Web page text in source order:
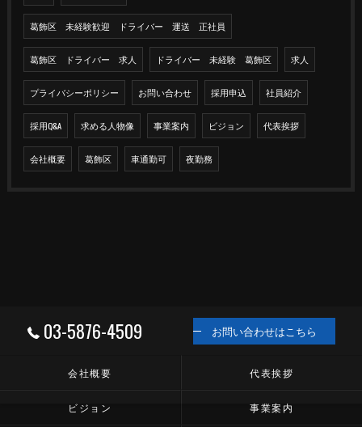
葛飾区 未経験歓迎 ドライバー 運送 正社員
葛飾区 ドライバー 求人 ドライバー 未経験 葛飾区 求人
プライバシーポリシー お問い合わせ 採用申込 社員紹介
採用Q&A 求める人物像 事業案内 ビジョン 代表挨拶
会社概要 葛飾区 車通勤可 夜勤務
03-5876-4509 お問い合わせはこちら
会社概要 代表挨拶
ビジョン 事業案内